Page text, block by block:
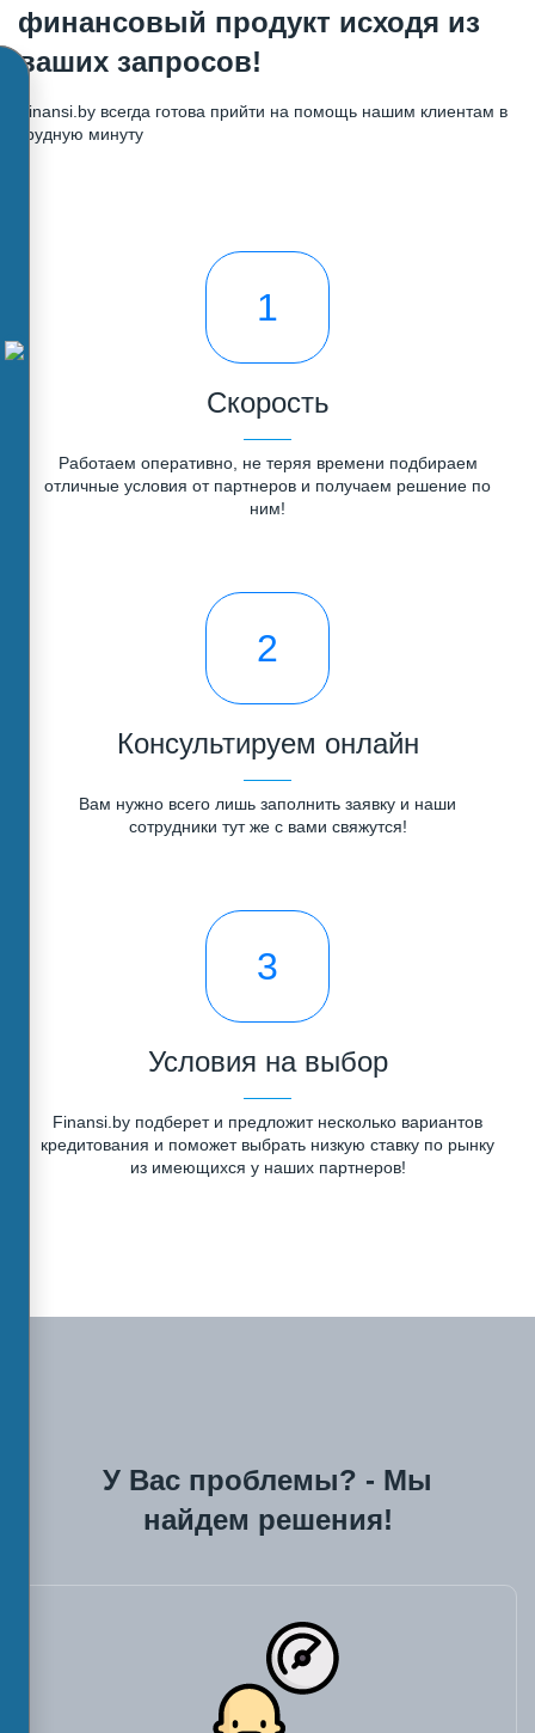
финансовый продукт исходя из
ваших запросов!
Finansi.by всегда готова прийти на помощь нашим клиентам в
трудную минуту
1
Скорость
Работаем оперативно, не теряя времени подбираем
отличные условия от партнеров и получаем решение по
ним!
2
Консультируем онлайн
Вам нужно всего лишь заполнить заявку и наши
сотрудники тут же с вами свяжутся!
3
Условия на выбор
Finansi.by подберет и предложит несколько вариантов
кредитования и поможет выбрать низкую ставку по рынку
из имеющихся у наших партнеров!
У Вас проблемы? - Мы
найдем решения!